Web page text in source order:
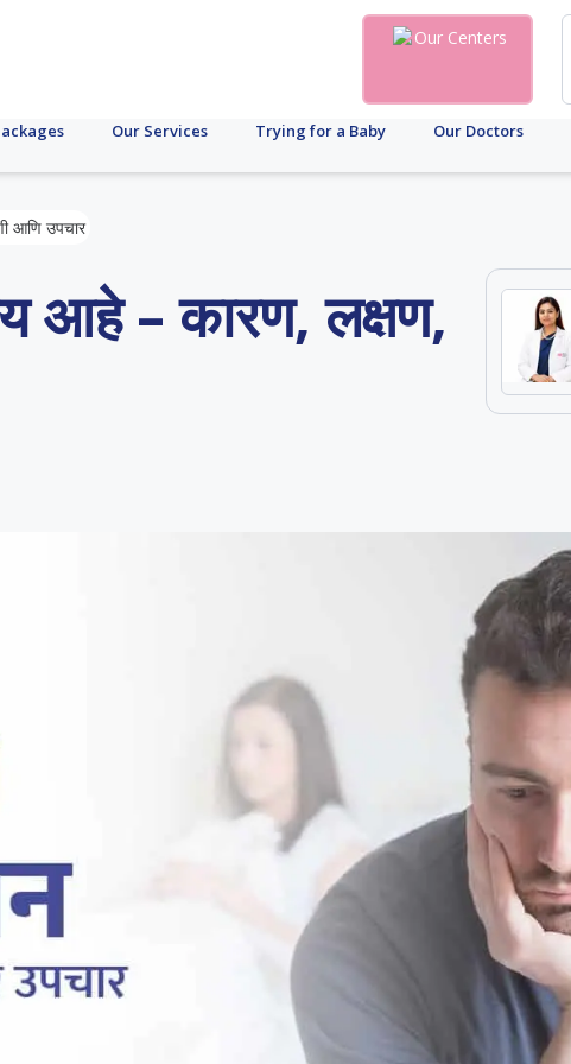
Our Centers
Our Services Trying for a Baby Our Doctors
आणि उपचार
आहे – कारण, लक्षण,